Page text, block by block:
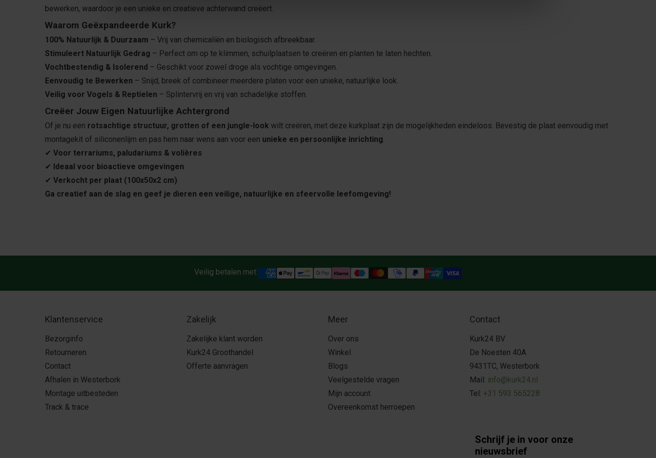
bewerken, waardoor je een unieke en creatieve achterwand creëert.
Waarom Geëxpandeerde Kurk?
100% Natuurlijk & Duurzaam – Vrij van chemicaliën en biologisch afbreekbaar.
Stimuleert Natuurlijk Gedrag – Perfect om op te klimmen, schuilplaatsen te creëren en planten te laten hechten.
Vochtbestendig & Isolerend – Geschikt voor zowel droge als vochtige omgevingen.
Eenvoudig te Bewerken – Snijd, breek of combineer meerdere platen voor een unieke, natuurlijke look.
Veilig voor Vogels & Reptielen – Splintervrij en vrij van schadelijke stoffen.
Creëer Jouw Eigen Natuurlijke Achtergrond
Of je nu een rotsachtige structuur, grotten of een jungle-look wilt creëren, met deze kurkplaat zijn de mogelijkheden eindeloos. Bevestig de plaat eenvoudig met
montagekit of siliconenlijm en pas hem naar wens aan voor een unieke en persoonlijke inrichting.
✔ Voor terrariums, paludariums & volières
✔ Ideaal voor bioactieve omgevingen
✔ Verkocht per plaat (100x50x2 cm)
Ga creatief aan de slag en geef je dieren een veilige, natuurlijke en sfeervolle leefomgeving!
Veilig betalen met:
Klantenservice
Bezorginfo
Retourneren
Contact
Afhalen in Westerbork
Montage uitbesteden
Track & trace
Zakelijk
Zakelijke klant worden
Kurk24 Groothandel
Offerte aanvragen
Meer
Over ons
Winkel
Blogs
Veelgestelde vragen
Mijn account
Overeenkomst herroepen
Contact
Kurk24 BV
De Noesten 40A
9431TC, Westerbork
Mail: info@kurk24.nl
Tel: +31 593 565228
Schrijf je in voor onze
nieuwsbrief